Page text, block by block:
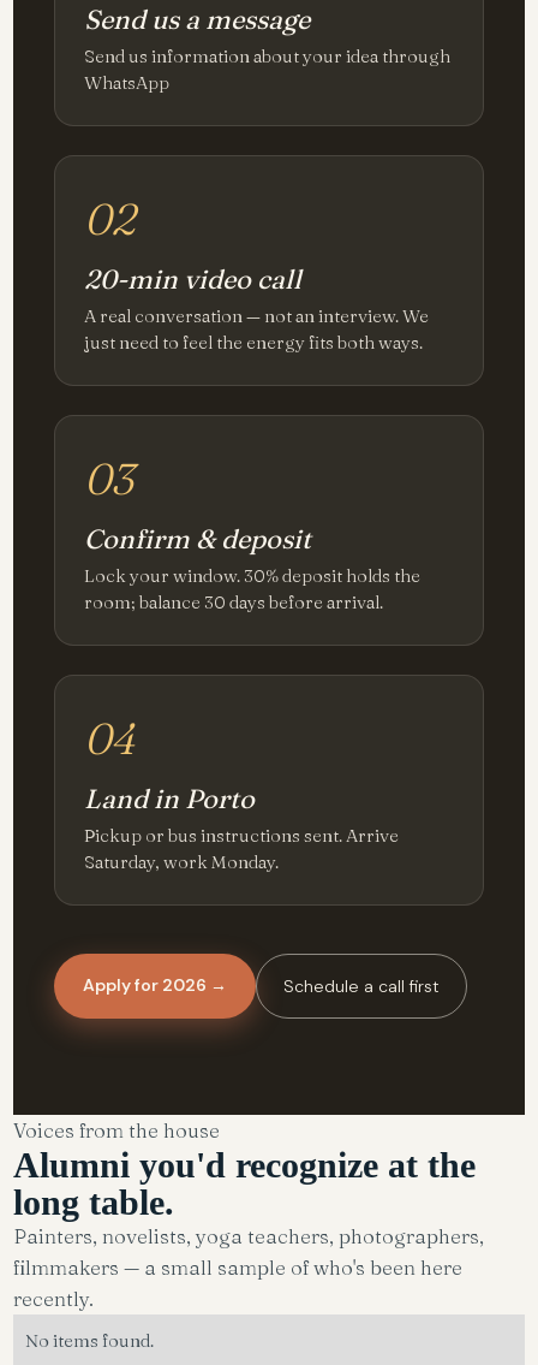
Send us a message
Send us information about your idea through
WhatsApp
02
20-min video call
A real conversation — not an interview. We
just need to feel the energy fits both ways.
03
Confirm & deposit
Lock your window. 30% deposit holds the
room; balance 30 days before arrival.
04
Land in Porto
Pickup or bus instructions sent. Arrive
Saturday, work Monday.
Apply for 2026 → Schedule a call first
Voices from the house
Alumni you'd recognize at the
long table.
Painters, novelists, yoga teachers, photographers,
filmmakers — a small sample of who's been here
recently.
No items found.